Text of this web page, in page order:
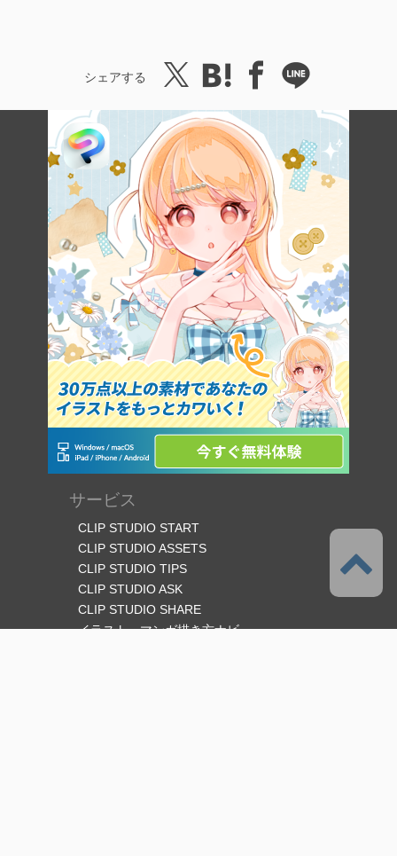
シェアする
サービス
CLIP STUDIO START
CLIP STUDIO ASSETS
CLIP STUDIO TIPS
CLIP STUDIO ASK
CLIP STUDIO SHARE
イラスト・マンガ描き方ナビ